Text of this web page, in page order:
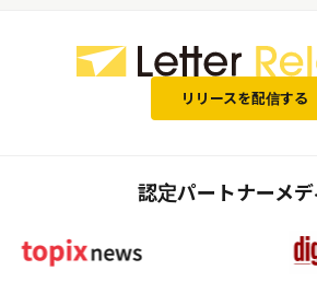
リリースを配信する
認定パートナーメ